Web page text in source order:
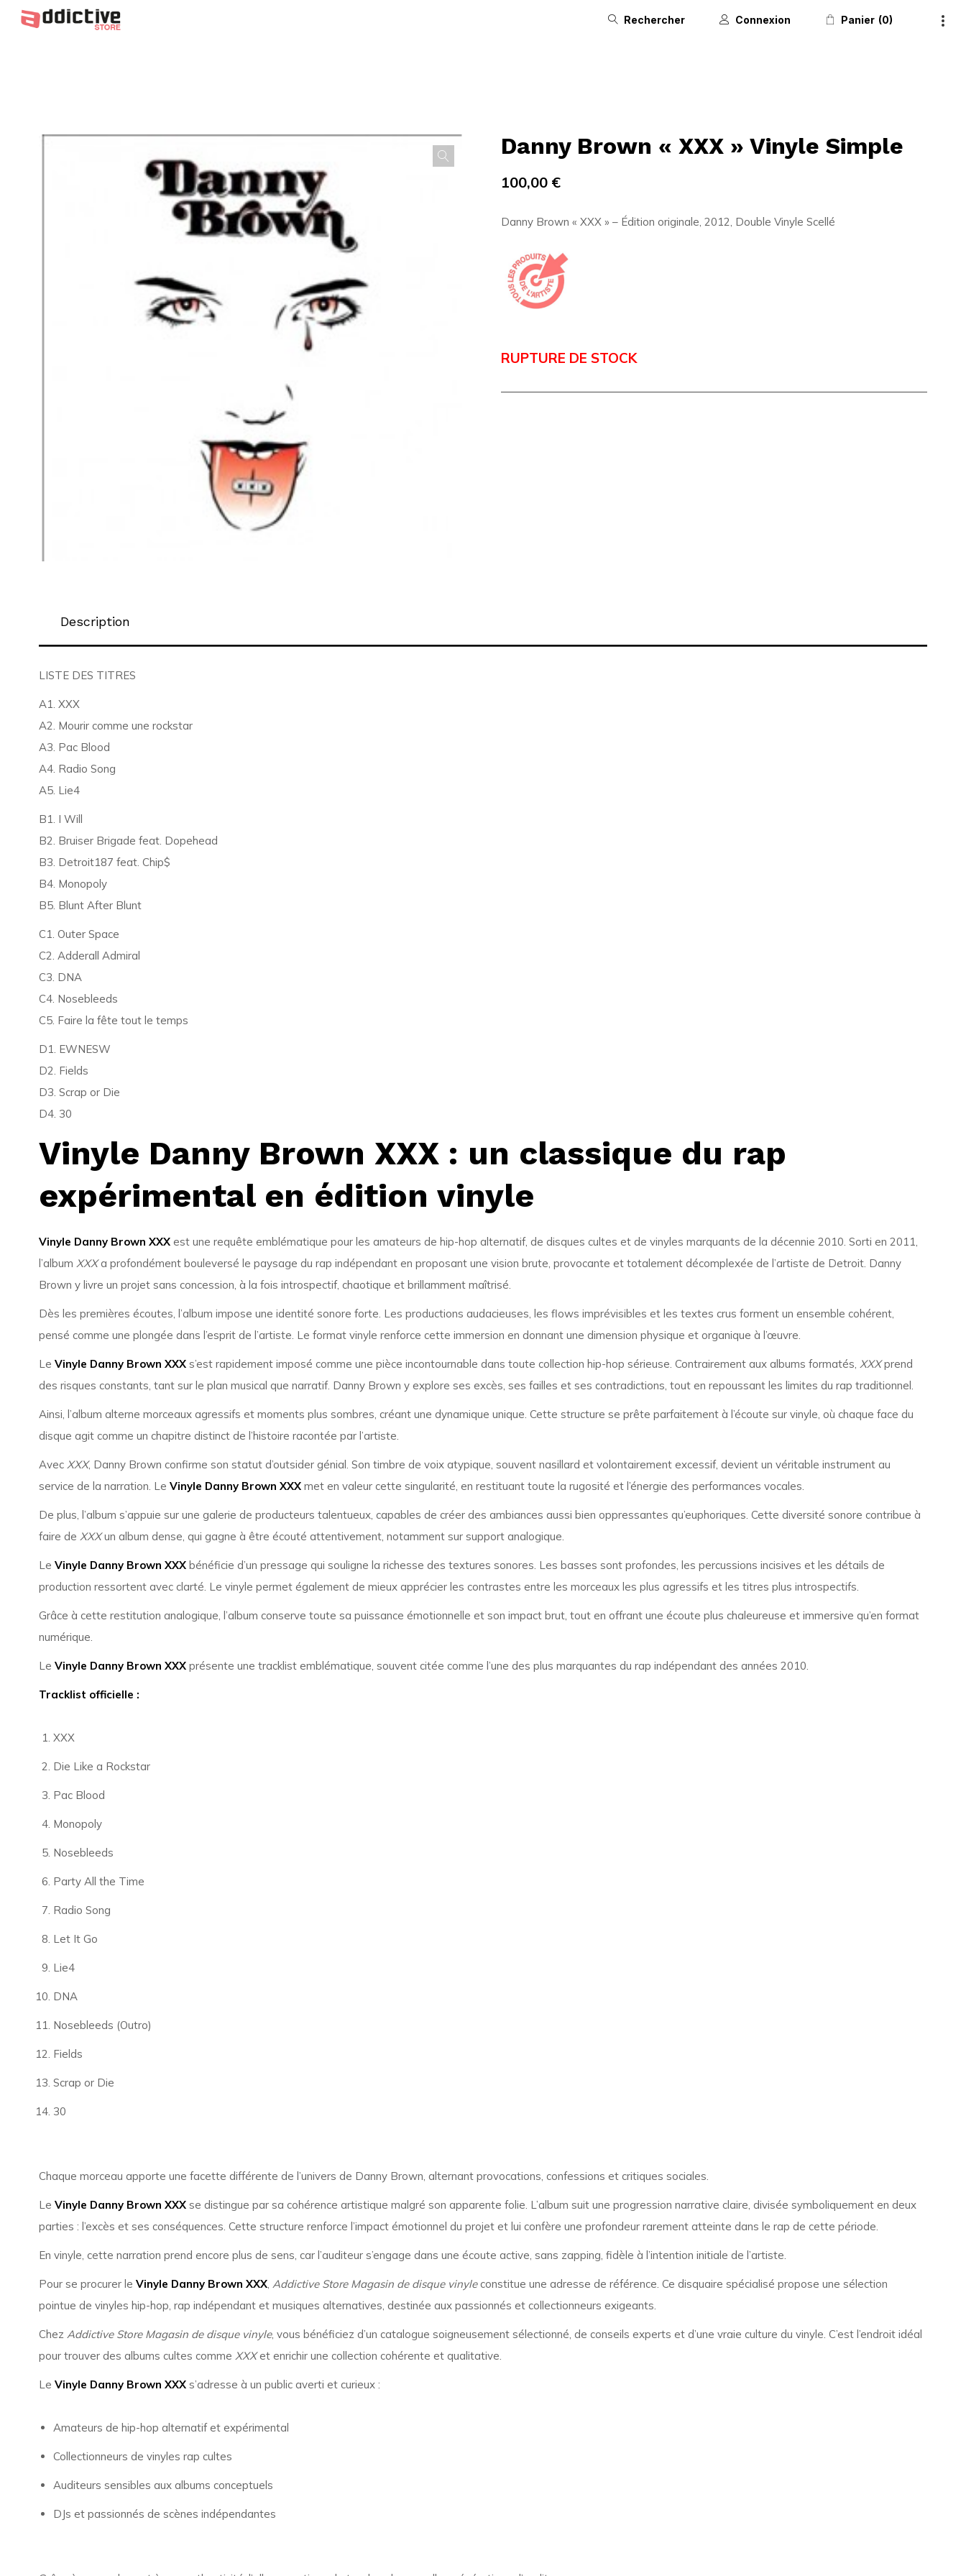
Rechercher Connexion Panier 0
Danny Brown « XXX » Vinyle Simple
100,00 €
Danny Brown « XXX » – Édition originale, 2012, Double Vinyle Scellé
RUPTURE DE STOCK
Description
LISTE DES TITRES
A1. XXX
A2. Mourir comme une rockstar
A3. Pac Blood
A4. Radio Song
A5. Lie4
B1. I Will
B2. Bruiser Brigade feat. Dopehead
B3. Detroit187 feat. Chip$
B4. Monopoly
B5. Blunt After Blunt
C1. Outer Space
C2. Adderall Admiral
C3. DNA
C4. Nosebleeds
C5. Faire la fête tout le temps
D1. EWNESW
D2. Fields
D3. Scrap or Die
D4. 30
Vinyle Danny Brown XXX : un classique du rap
expérimental en édition vinyle
Vinyle Danny Brown XXXest une requête emblématique pour les amateurs de hip-hop alternatif, de disques cultes et de vinyles marquants de la décennie 2010. Sorti en 2011,
l’album XXXa profondément bouleversé le paysage du rap indépendant en proposant une vision brute, provocante et totalement décomplexée de l’artiste de Detroit. Danny
Brown y livre un projet sans concession, à la fois introspectif, chaotique et brillamment maîtrisé.
Dès les premières écoutes, l’album impose une identité sonore forte. Les productions audacieuses, les flows imprévisibles et les textes crus forment un ensemble cohérent,
pensé comme une plongée dans l’esprit de l’artiste. Le format vinyle renforce cette immersion en donnant une dimension physique et organique à l’œuvre.
Le Vinyle Danny Brown XXXs’est rapidement imposé comme une pièce incontournable dans toute collection hip-hop sérieuse. Contrairement aux albums formatés, XXXprend
des risques constants, tant sur le plan musical que narratif. Danny Brown y explore ses excès, ses failles et ses contradictions, tout en repoussant les limites du rap traditionnel.
Ainsi, l’album alterne morceaux agressifs et moments plus sombres, créant une dynamique unique. Cette structure se prête parfaitement à l’écoute sur vinyle, où chaque face du
disque agit comme un chapitre distinct de l’histoire racontée par l’artiste.
Avec XXX, Danny Brown confirme son statut d’outsider génial. Son timbre de voix atypique, souvent nasillard et volontairement excessif, devient un véritable instrument au
service de la narration. Le Vinyle Danny Brown XXXmet en valeur cette singularité, en restituant toute la rugosité et l’énergie des performances vocales.
De plus, l’album s’appuie sur une galerie de producteurs talentueux, capables de créer des ambiances aussi bien oppressantes qu’euphoriques. Cette diversité sonore contribue à
faire de XXXun album dense, qui gagne à être écouté attentivement, notamment sur support analogique.
Le Vinyle Danny Brown XXXbénéficie d’un pressage qui souligne la richesse des textures sonores. Les basses sont profondes, les percussions incisives et les détails de
production ressortent avec clarté. Le vinyle permet également de mieux apprécier les contrastes entre les morceaux les plus agressifs et les titres plus introspectifs.
Grâce à cette restitution analogique, l’album conserve toute sa puissance émotionnelle et son impact brut, tout en offrant une écoute plus chaleureuse et immersive qu’en format
numérique.
Le Vinyle Danny Brown XXXprésente une tracklist emblématique, souvent citée comme l’une des plus marquantes du rap indépendant des années 2010.
Tracklist officielle :
XXX
Die Like a Rockstar
Pac Blood
Monopoly
Nosebleeds
Party All the Time
Radio Song
Let It Go
Lie4
DNA
Nosebleeds (Outro)
Fields
Scrap or Die
30
Chaque morceau apporte une facette différente de l’univers de Danny Brown, alternant provocations, confessions et critiques sociales.
Le Vinyle Danny Brown XXXse distingue par sa cohérence artistique malgré son apparente folie. L’album suit une progression narrative claire, divisée symboliquement en deux
parties : l’excès et ses conséquences. Cette structure renforce l’impact émotionnel du projet et lui confère une profondeur rarement atteinte dans le rap de cette période.
En vinyle, cette narration prend encore plus de sens, car l’auditeur s’engage dans une écoute active, sans zapping, fidèle à l’intention initiale de l’artiste.
Pour se procurer le Vinyle Danny Brown XXX, Addictive Store Magasin de disque vinyleconstitue une adresse de référence. Ce disquaire spécialisé propose une sélection
pointue de vinyles hip-hop, rap indépendant et musiques alternatives, destinée aux passionnés et collectionneurs exigeants.
Chez Addictive Store Magasin de disque vinyle, vous bénéficiez d’un catalogue soigneusement sélectionné, de conseils experts et d’une vraie culture du vinyle. C’est l’endroit idéal
pour trouver des albums cultes comme XXXet enrichir une collection cohérente et qualitative.
Le Vinyle Danny Brown XXXs’adresse à un public averti et curieux :
Amateurs de hip-hop alternatif et expérimental
Collectionneurs de vinyles rap cultes
Auditeurs sensibles aux albums conceptuels
DJs et passionnés de scènes indépendantes